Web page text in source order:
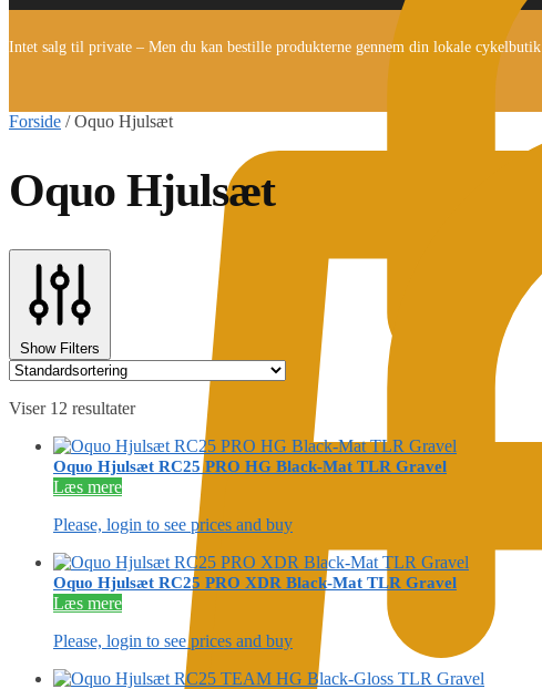
Intet salg til private – Men du kan bestille produkterne gennem din lokale cykelbutik
Forside /Oquo Hjulsæt
Oquo Hjulsæt
Show Filters
Viser 12 resultater
Oquo Hjulsæt RC25 PRO HG Black-Mat TLR Gravel
Læs mere
Please, login to see prices and buy
Oquo Hjulsæt RC25 PRO XDR Black-Mat TLR Gravel
Læs mere
Please, login to see prices and buy